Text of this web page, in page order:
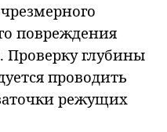
повреждения
Проверку глубины
проводить
режущих